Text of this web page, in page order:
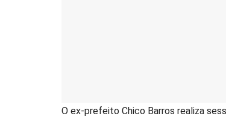
O ex-prefeito Chico Barros realiza